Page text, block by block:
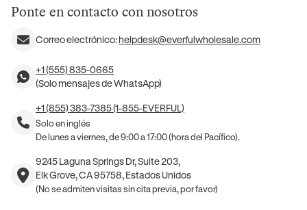
Ponte en contacto con nosotros
Correo electrónico:helpdesk@everfulwholesale.com
+1 (555) 835-0665
(Solo mensajes de WhatsApp)
+1 (855) 383-7385 (1-855-EVERFUL)
Solo en inglés
De lunes a viernes, de 9:00 a 17:00 (hora del Pacífico).
9245 Laguna Springs Dr, Suite 203,
Elk Grove, CA 95758, Estados Unidos
(No se admiten visitas sin cita previa, por favor)